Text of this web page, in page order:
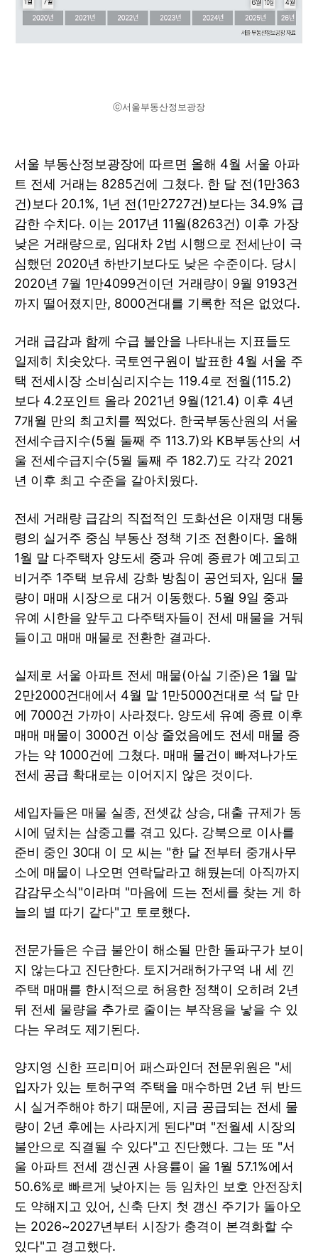
ⓒ서울부동산정보광장
서울 부동산정보광장에 따르면 올해 4월 서울 아파
트 전세 거래는 8285건에 그쳤다. 한 달 전(1만363
건)보다 20.1%, 1년 전(1만2727건)보다는 34.9% 급
감한 수치다. 이는 2017년 11월(8263건) 이후 가장
낮은 거래량으로, 임대차 2법 시행으로 전세난이 극
심했던 2020년 하반기보다도 낮은 수준이다. 당시
2020년 7월 1만4099건이던 거래량이 9월 9193건
까지 떨어졌지만, 8000건대를 기록한 적은 없었다.
거래 급감과 함께 수급 불안을 나타내는 지표들도
일제히 치솟았다. 국토연구원이 발표한 4월 서울 주
택 전세시장 소비심리지수는 119.4로 전월(115.2)
보다 4.2포인트 올라 2021년 9월(121.4) 이후 4년
7개월 만의 최고치를 찍었다. 한국부동산원의 서울
전세수급지수(5월 둘째 주 113.7)와 KB부동산의 서
울 전세수급지수(5월 둘째 주 182.7)도 각각 2021
년 이후 최고 수준을 갈아치웠다.
전세 거래량 급감의 직접적인 도화선은 이재명 대통
령의 실거주 중심 부동산 정책 기조 전환이다. 올해
1월 말 다주택자 양도세 중과 유예 종료가 예고되고
비거주 1주택 보유세 강화 방침이 공언되자, 임대 물
량이 매매 시장으로 대거 이동했다. 5월 9일 중과
유예 시한을 앞두고 다주택자들이 전세 매물을 거둬
들이고 매매 매물로 전환한 결과다.
실제로 서울 아파트 전세 매물(아실 기준)은 1월 말
2만2000건대에서 4월 말 1만5000건대로 석 달 만
에 7000건 가까이 사라졌다. 양도세 유예 종료 이후
매매 매물이 3000건 이상 줄었음에도 전세 매물 증
가는 약 1000건에 그쳤다. 매매 물건이 빠져나가도
전세 공급 확대로는 이어지지 않은 것이다.
세입자들은 매물 실종, 전셋값 상승, 대출 규제가 동
시에 덮치는 삼중고를 겪고 있다. 강북으로 이사를
준비 중인 30대 이 모 씨는 "한 달 전부터 중개사무
소에 매물이 나오면 연락달라고 해뒀는데 아직까지
감감무소식"이라며 "마음에 드는 전세를 찾는 게 하
늘의 별 따기 같다"고 토로했다.
전문가들은 수급 불안이 해소될 만한 돌파구가 보이
지 않는다고 진단한다. 토지거래허가구역 내 세 낀
주택 매매를 한시적으로 허용한 정책이 오히려 2년
뒤 전세 물량을 추가로 줄이는 부작용을 낳을 수 있
다는 우려도 제기된다.
양지영 신한 프리미어 패스파인더 전문위원은 "세
입자가 있는 토허구역 주택을 매수하면 2년 뒤 반드
시 실거주해야 하기 때문에, 지금 공급되는 전세 물
량이 2년 후에는 사라지게 된다"며 "전월세 시장의
불안으로 직결될 수 있다"고 진단했다. 그는 또 "서
울 아파트 전세 갱신권 사용률이 올 1월 57.1%에서
50.6%로 빠르게 낮아지는 등 임차인 보호 안전장치
도 약해지고 있어, 신축 단지 첫 갱신 주기가 돌아오
는 2026~2027년부터 시장가 충격이 본격화할 수
있다"고 경고했다.